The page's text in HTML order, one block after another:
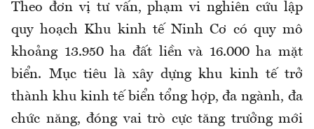
Theo đơn vị tư vấn, phạm vi nghiên cứu lập
quy hoạch Khu kinh tế Ninh Cơ có quy mô
khoảng 13.950 ha đất liền và 16.000 ha mặt
biển. Mục tiêu là xây dựng khu kinh tế trở
thành khu kinh tế biển tổng hợp, đa ngành, đa
chức năng, đóng vai trò cực tăng trưởng mới